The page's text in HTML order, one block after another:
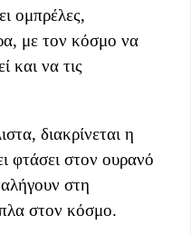
ομπρέλες,
με τον κόσμο να
και να τις
διακρίνεται η
φτάσει στον ουρανό
στη
στον κόσμο.